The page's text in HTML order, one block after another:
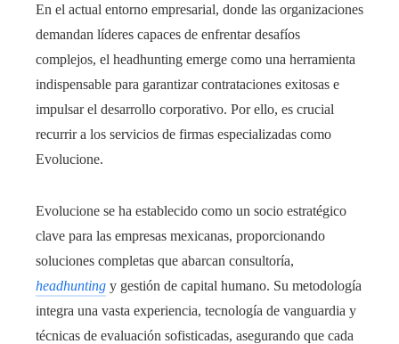
En el actual entorno empresarial, donde las organizaciones
demandan líderes capaces de enfrentar desafíos
complejos, el headhunting emerge como una herramienta
indispensable para garantizar contrataciones exitosas e
impulsar el desarrollo corporativo. Por ello, es crucial
recurrir a los servicios de firmas especializadas como
Evolucione.
Evolucione se ha establecido como un socio estratégico
clave para las empresas mexicanas, proporcionando
soluciones completas que abarcan consultoría,
headhunting y gestión de capital humano. Su metodología
integra una vasta experiencia, tecnología de vanguardia y
técnicas de evaluación sofisticadas, asegurando que cada